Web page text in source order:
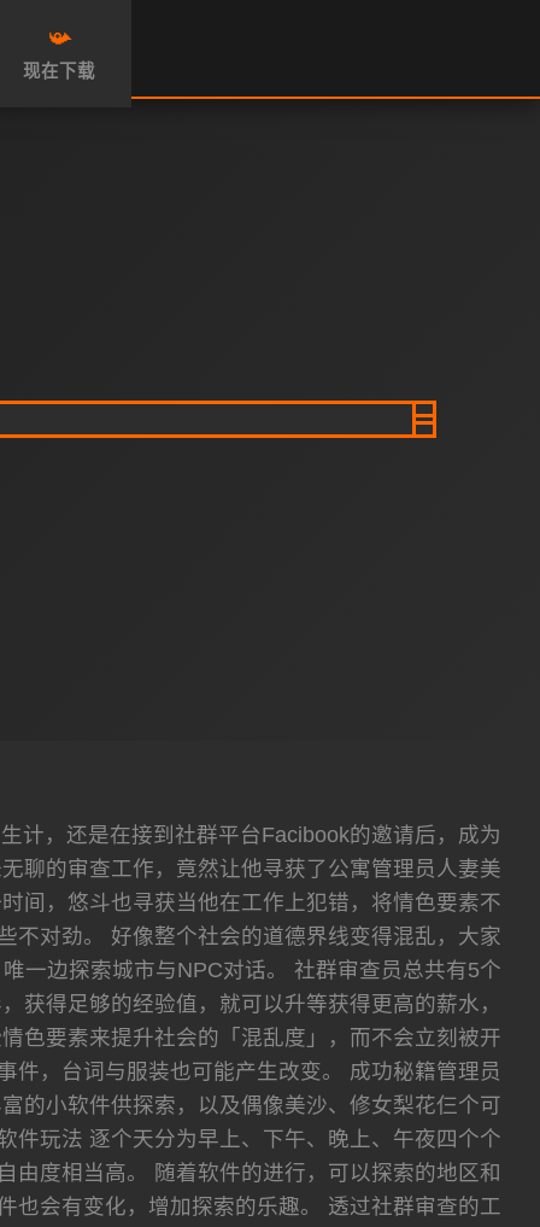
📯
现在下载
计，还是在接到社群平台Facibook的邀请后，成为
聊的审查工作，竟然让他寻获了公寓管理员人妻美
间，悠斗也寻获当他在工作上犯错，将情色要素不
不对劲。 好像整个社会的道德界线变得混乱，大家
一边探索城市与NPC对话。 社群审查员总共有5个
获得足够的经验值，就可以升等获得更高的薪水，
色要素来提升社会的「混乱度」，而不会立刻被开
件，台词与服装也可能产生改变。 成功秘籍管理员
的小软件供探索，以及偶像美沙、修女梨花仨个可
件玩法 逐个天分为早上、下午、晚上、午夜四个个
由度相当高。 随着软件的进行，可以探索的地区和
也会有变化，增加探索的乐趣。 透过社群审查的工